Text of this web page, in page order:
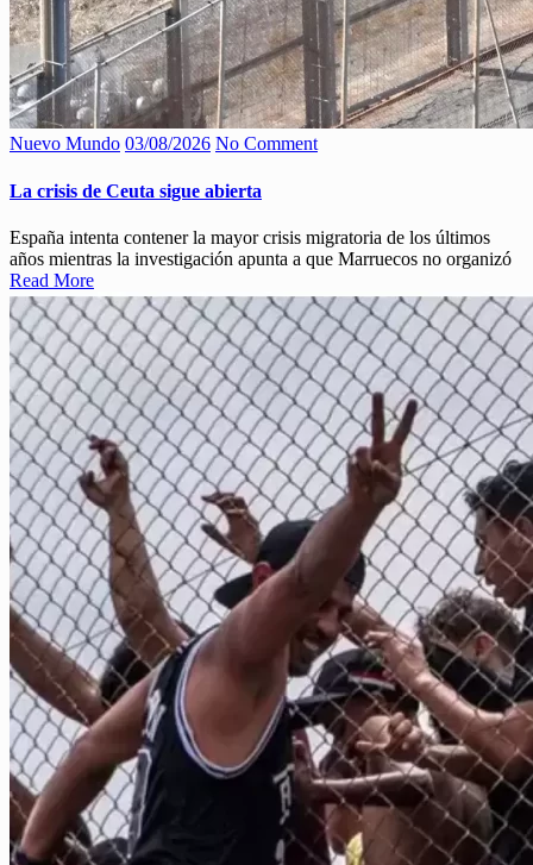
Nuevo Mundo 03/08/2026 No Comment
La crisis de Ceuta sigue abierta
España intenta contener la mayor crisis migratoria de los últimos
años mientras la investigación apunta a que Marruecos no organizó
Read More